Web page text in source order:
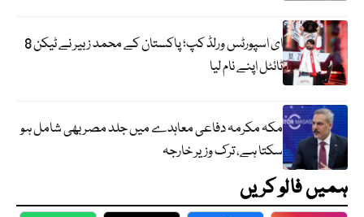
ای اسپورٹس ورلڈ کپ؛ پاکستان کے محمد زبیر نے ٹیکن 8
ٹائٹل اپنے نام لیا
مکہ مکرمہ دفاعی معاہدے میں جلد مصر بھی شامل ہو
سکتا ہے، ترک وزیر خارجہ
ہمیں فالو کریں